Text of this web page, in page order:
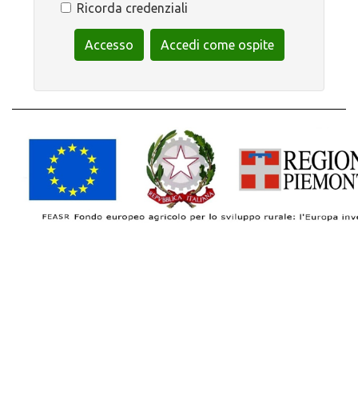
Ricorda credenziali
Accesso Accedi come ospite